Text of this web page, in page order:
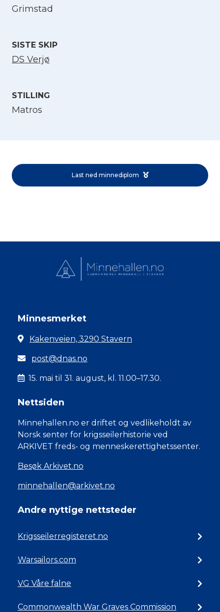
Grimstad
SISTE SKIP
DS Verjø
STILLING
Matros
Last ned minnediplom
Minnesmerket
Kakenveien, 3290 Stavern
post@dnas.no
15. mai til 31. august, kl. 11.00–17.30.
Nettsiden
Minnehallen.no er driftet og vedlikeholdt av
Norsk senter for krigsseilerhistorie ved
ARKIVET freds- og menneskerettighetssenter.
Besøk Arkivet.no
minnehallen@arkivet.no
Andre nyttige nettsteder
Krigsseilerregisteret.no
Warsailors.com
VG Våre falne
Commonwealth War Graves Commission